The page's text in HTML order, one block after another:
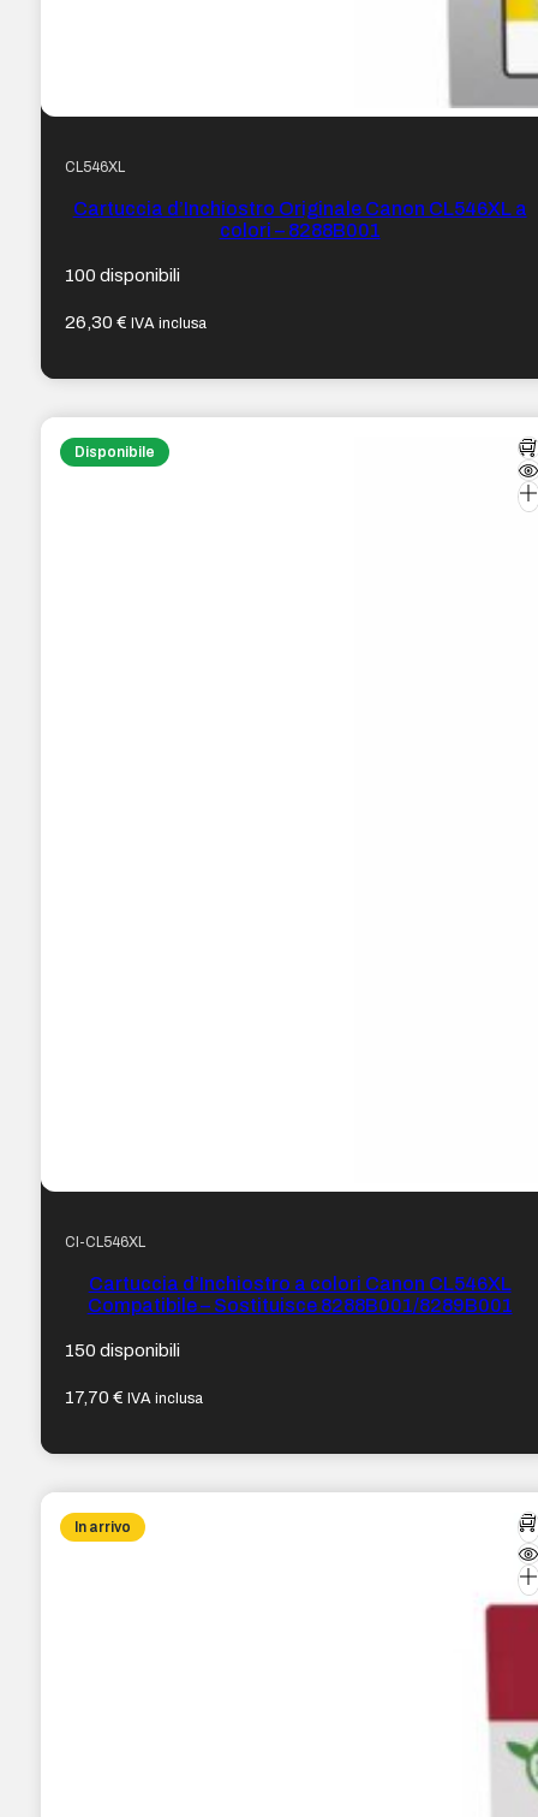
CL546XL
Cartuccia d’Inchiostro Originale Canon CL546XL a
colori – 8288B001
100 disponibili
26,30€ IVA inclusa
Disponibile
CI-CL546XL
Cartuccia d’Inchiostro a colori Canon CL546XL
Compatibile – Sostituisce 8288B001/8289B001
150 disponibili
17,70€ IVA inclusa
In arrivo